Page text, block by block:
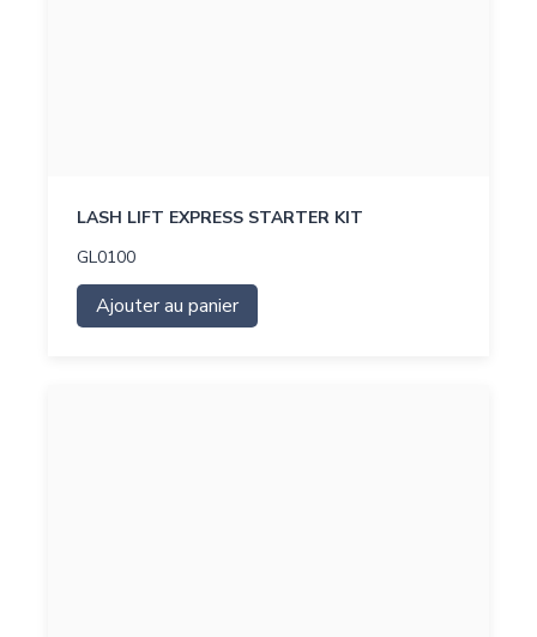
LASH LIFT EXPRESS STARTER KIT
GL0100
Ajouter au panier